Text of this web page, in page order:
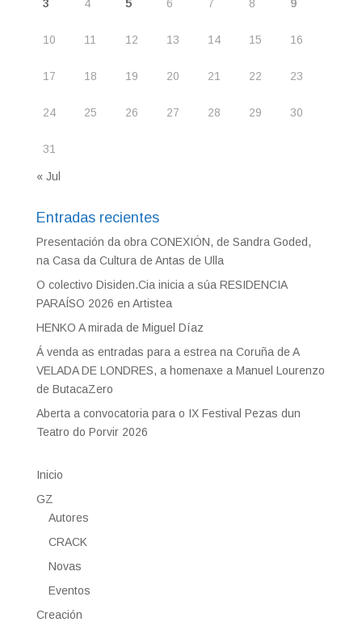
3 4 5 6 7 8 9
10 11 12 13 14 15 16
17 18 19 20 21 22 23
24 25 26 27 28 29 30
31
« Jul
Entradas recientes
Presentación da obra CONEXIÓN, de Sandra Goded,
na Casa da Cultura de Antas de Ulla
O colectivo Disiden.Cia inicia a súa RESIDENCIA
PARAÍSO 2026 en Artistea
HENKO A mirada de Miguel Díaz
Á venda as entradas para a estrea na Coruña de A
VELADA DE LONDRES, a homenaxe a Manuel Lourenzo
de ButacaZero
Aberta a convocatoria para o IX Festival Pezas dun
Teatro do Porvir 2026
Inicio
GZ
Autores
CRACK
Novas
Eventos
Creación